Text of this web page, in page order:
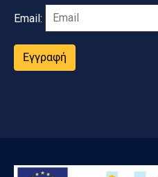
Email:
Εγγραφή